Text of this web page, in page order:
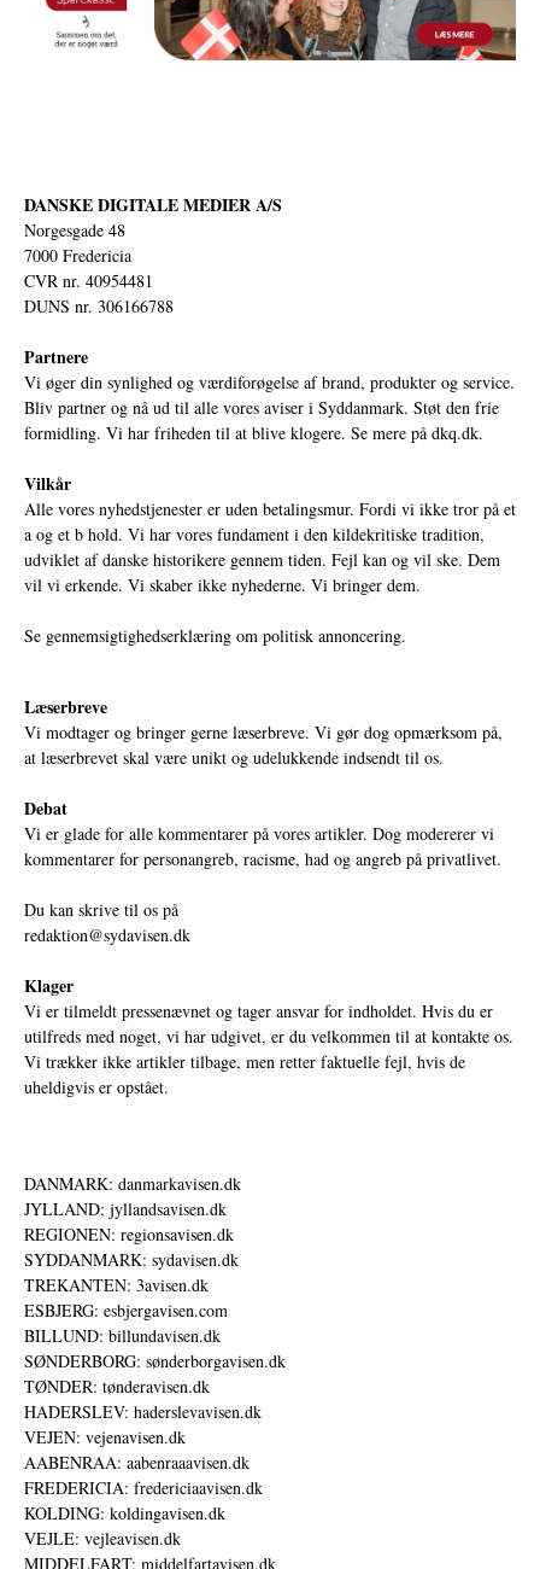
DANSKE DIGITALE MEDIER A/S
Norgesgade 48
7000 Fredericia
CVR nr. 40954481
DUNS nr. 306166788
Partnere
Vi øger din synlighed og værdiforøgelse af brand, produkter og service.
Bliv partner og nå ud til alle vores aviser i Syddanmark. Støt den frie
formidling. Vi har friheden til at blive klogere. Se mere på dkq.dk.
Vilkår
Alle vores nyhedstjenester er uden betalingsmur. Fordi vi ikke tror på et
a og et b hold. Vi har vores fundament i den kildekritiske tradition,
udviklet af danske historikere gennem tiden. Fejl kan og vil ske. Dem
vil vi erkende. Vi skaber ikke nyhederne. Vi bringer dem.
Se gennemsigtighedserklæring om politisk annoncering.
Læserbreve
Vi modtager og bringer gerne læserbreve. Vi gør dog opmærksom på,
at læserbrevet skal være unikt og udelukkende indsendt til os.
Debat
Vi er glade for alle kommentarer på vores artikler. Dog modererer vi
kommentarer for personangreb, racisme, had og angreb på privatlivet.
Du kan skrive til os på
redaktion@sydavisen.dk
Klager
Vi er tilmeldt pressenævnet og tager ansvar for indholdet. Hvis du er
utilfreds med noget, vi har udgivet, er du velkommen til at kontakte os.
Vi trækker ikke artikler tilbage, men retter faktuelle fejl, hvis de
uheldigvis er opstået.
DANMARK: danmarkavisen.dk
JYLLAND: jyllandsavisen.dk
REGIONEN: regionsavisen.dk
SYDDANMARK: sydavisen.dk
TREKANTEN: 3avisen.dk
ESBJERG: esbjergavisen.com
BILLUND: billundavisen.dk
SØNDERBORG: sønderborgavisen.dk
TØNDER: tønderavisen.dk
HADERSLEV: haderslevavisen.dk
VEJEN: vejenavisen.dk
AABENRAA: aabenraaavisen.dk
FREDERICIA: fredericiaavisen.dk
KOLDING: koldingavisen.dk
VEJLE: vejleavisen.dk
MIDDELFART: middelfartavisen.dk